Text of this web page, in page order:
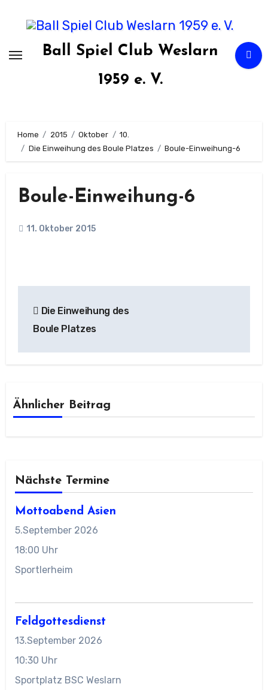
Ball Spiel Club Weslarn
1959 e. V.
Home 2015 Oktober
10.
Die Einweihung des Boule Platzes
Boule-Einweihung-6
Boule-Einweihung-6
11. Oktober 2015
Die Einweihung des
Boule Platzes
Ähnlicher Beitrag
Nächste Termine
Mottoabend Asien
5.September 2026
18:00 Uhr
Sportlerheim
Feldgottesdienst
13.September 2026
10:30 Uhr
Sportplatz BSC Weslarn